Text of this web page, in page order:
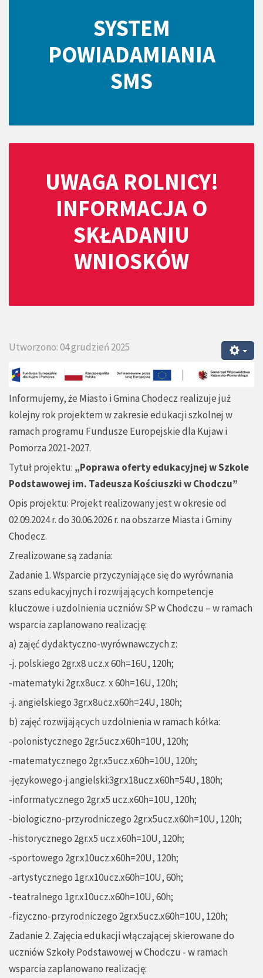
SYSTEM
POWIADAMIANIA
SMS
UWAGA ROLNICY!
INFORMACJA O
SKŁADANIU
WNIOSKÓW
Utworzono: 04 grudzień 2025
Informujemy, że Miasto i Gmina Chodecz realizuje już
kolejny rok projektem w zakresie edukacji szkolnej w
ramach programu Fundusze Europejskie dla Kujaw i
Pomorza 2021-2027.
Tytuł projektu: „Poprawa oferty edukacyjnej w Szkole
Podstawowej im. Tadeusza Kościuszki w Chodczu”
Opis projektu: Projekt realizowany jest w okresie od
02.09.2024 r. do 30.06.2026 r. na obszarze Miasta i Gminy
Chodecz.
Zrealizowane są zadania:
Zadanie 1. Wsparcie przyczyniające się do wyrównania
szans edukacyjnych i rozwijających kompetencje
kluczowe i uzdolnienia uczniów SP w Chodczu – w ramach
wsparcia zaplanowano realizację:
a) zajęć dydaktyczno-wyrównawczych z:
-j. polskiego 2gr.x8 ucz.x 60h=16U, 120h;
-matematyki 2gr.x8ucz. x 60h=16U, 120h;
-j. angielskiego 3gr.x8ucz.x60h=24U, 180h;
b) zajęć rozwijających uzdolnienia w ramach kółka:
-polonistycznego 2gr.5ucz.x60h=10U, 120h;
-matematycznego 2gr.x5ucz.x60h=10U, 120h;
-językowego-j.angielski:3gr.x18ucz.x60h=54U, 180h;
-informatycznego 2gr.x5 ucz.x60h=10U, 120h;
-biologiczno-przyrodniczego 2gr.x5ucz.x60h=10U, 120h;
-historycznego 2gr.x5 ucz.x60h=10U, 120h;
-sportowego 2gr.x10ucz.x60h=20U, 120h;
-artystycznego 1gr.x10ucz.x60h=10U, 60h;
-teatralnego 1gr.x10ucz.x60h=10U, 60h;
-fizyczno-przyrodniczego 2gr.x5ucz.x60h=10U, 120h;
Zadanie 2. Zajęcia edukacji włączającej skierowane do
uczniów Szkoły Podstawowej w Chodczu - w ramach
wsparcia zaplanowano realizację: